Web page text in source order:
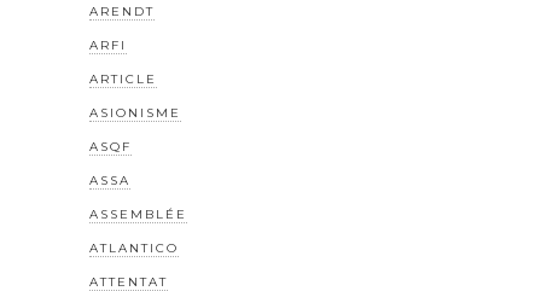
ARENDT
ARFI
ARTICLE
ASIONISME
ASQF
ASSA
ASSEMBLÉE
ATLANTICO
ATTENTAT